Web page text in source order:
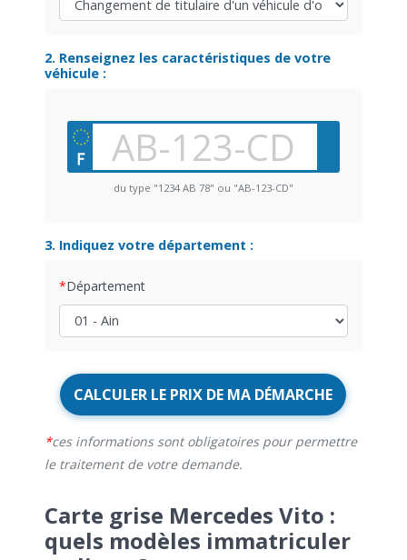
2. Renseignez les caractéristiques de votre
véhicule :
du type "1234 AB 78" ou "AB-123-CD"
3. Indiquez votre département :
Département
CALCULER LE PRIX DE MA DÉMARCHE
ces informations sont obligatoires pour permettre
le traitement de votre demande.
Carte grise Mercedes Vito :
quels modèles immatriculer